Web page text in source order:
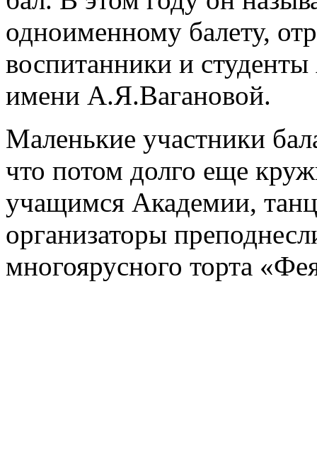
одноименному балету,
воспитанники и
имени А.Я.Вагановой.
Маленькие участники
что потом долго еще
учащимся Академии,
организаторы
многоярусного торта